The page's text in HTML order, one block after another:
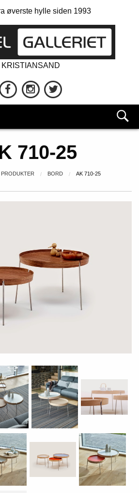
øverste hylle siden 1993
KRISTIANSAND
710-25
PRODUKTER BORD ​AK 710-25